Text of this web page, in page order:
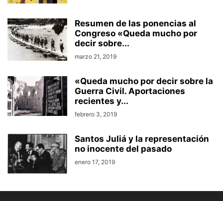
Resumen de las ponencias al
Congreso «Queda mucho por
decir sobre...
marzo 21, 2019
«Queda mucho por decir sobre la
Guerra Civil. Aportaciones
recientes y...
febrero 3, 2019
Santos Juliá y la representación
no inocente del pasado
enero 17, 2019